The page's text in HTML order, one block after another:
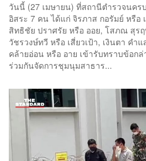
วันนี้ (27 เมษายน) ที่สถานีตำรวจนค
อิสระ 7 คน ได้แก่ จิรภาส กอรัมย์ หรื
สิทธิชัย ปราศรัย หรือ ออย, โสภณ สุร
วัชรวงษ์ทวี หรือ เสี่ยวเป้า, เงินตา ค
คล้ายอ่อน หรือ อาย เข้ารับทราบข้อก
ร่วมกันจัดการชุมนุมสาธาร...